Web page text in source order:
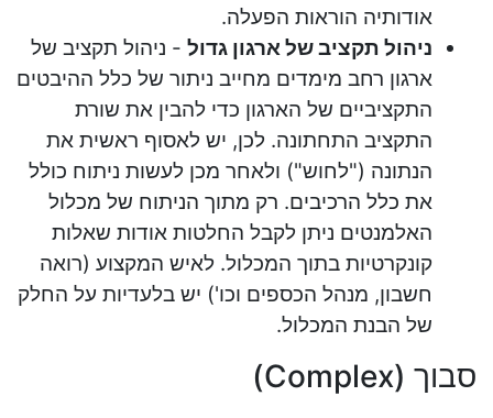
אודותיה הוראות הפעלה.
ניהול תקציב של ארגון גדול - ניהול תקציב של
ארגון רחב מימדים מחייב ניתור של כלל ההיבטים
התקציביים של הארגון כדי להבין את שורת
התקציב התחתונה. לכן, יש לאסוף ראשית את
הנתונה ("לחוש") ולאחר מכן לעשות ניתוח כולל
את כלל הרכיבים. רק מתוך הניתוח של מכלול
האלמנטים ניתן לקבל החלטות אודות שאלות
קונקרטיות בתוך המכלול. לאיש המקצוע (רואה
חשבון, מנהל הכספים וכו') יש בלעדיות על החלק
של הבנת המכלול.
סבוך (Complex)